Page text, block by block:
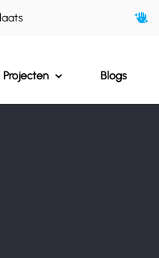
Projecten Blogs